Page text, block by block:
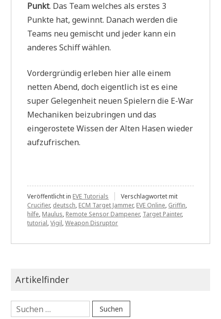
Punkt. Das Team welches als erstes 3
Punkte hat, gewinnt. Danach werden die
Teams neu gemischt und jeder kann ein
anderes Schiff wählen.
Vordergründig erleben hier alle einem
netten Abend, doch eigentlich ist es eine
super Gelegenheit neuen Spielern die E-War
Mechaniken beizubringen und das
eingerostete Wissen der Alten Hasen wieder
aufzufrischen.
Veröffentlicht in EVE Tutorials
Verschlagwortet mit
Crucifier, deutsch, ECM Target Jammer, EVE Online, Griffin,
hilfe, Maulus, Remote Sensor Dampener, Target Painter,
tutorial,Vigil,Weapon Disruptor
Artikelfinder
Suchen
nach: